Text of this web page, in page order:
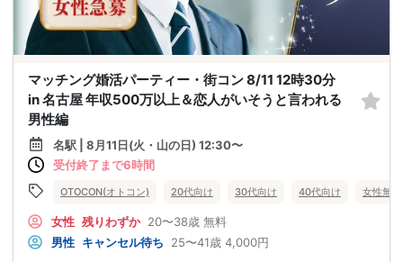
マッチング婚活パーティー・街コン 8/11 12時30分
in 名古屋 年収500万以上＆恋人がいそうと言われる
男性編
名駅 | 8月11日(火・山の日) 12:30〜
受付終了まで6時間
OTOCON(オトコン) 20代向け 30代向け 40代向け 女性無料
女性 残りわずか 20〜38歳 無料
男性 キャンセル待ち 25〜41歳 4,000円